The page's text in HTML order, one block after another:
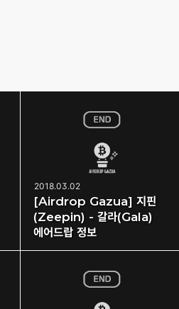
2018.03.02
[Airdrop Gazua] 지핀
(Zeepin) - 갈라(Gala)
에어드랍 정보